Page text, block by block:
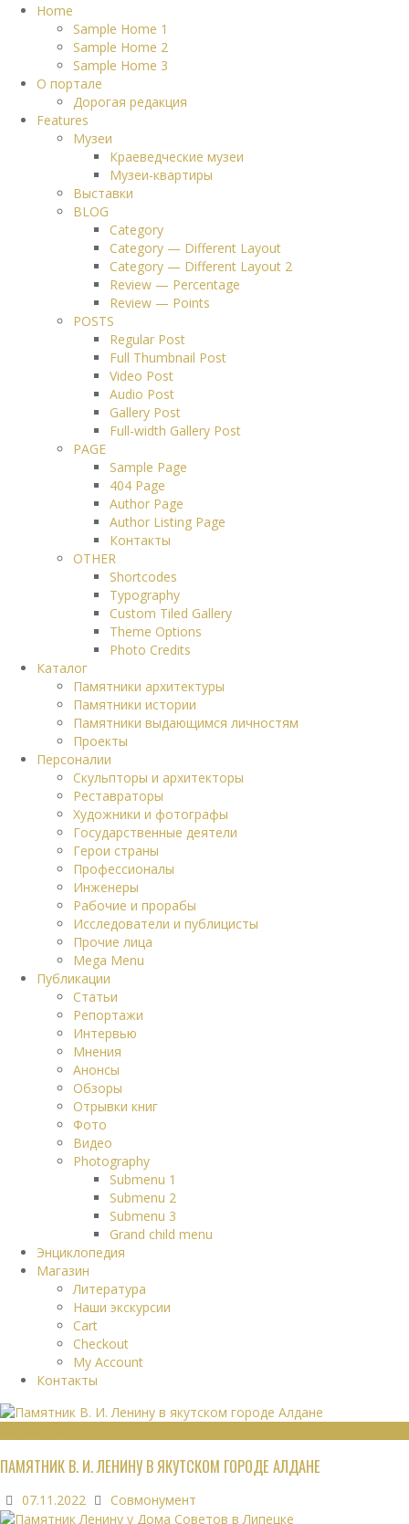
Home
Sample Home 1
Sample Home 2
Sample Home 3
О портале
Дорогая редакция
Features
Музеи
Краеведческие музеи
Музеи-квартиры
Выставки
BLOG
Category
Category — Different Layout
Category — Different Layout 2
Review — Percentage
Review — Points
POSTS
Regular Post
Full Thumbnail Post
Video Post
Audio Post
Gallery Post
Full-width Gallery Post
PAGE
Sample Page
404 Page
Author Page
Author Listing Page
Контакты
OTHER
Shortcodes
Typography
Custom Tiled Gallery
Theme Options
Photo Credits
Каталог
Памятники архитектуры
Памятники истории
Памятники выдающимся личностям
Проекты
Персоналии
Скульпторы и архитекторы
Реставраторы
Художники и фотографы
Государственные деятели
Герои страны
Профессионалы
Инженеры
Рабочие и прорабы
Исследователи и публицисты
Прочие лица
Mega Menu
Публикации
Статьи
Репортажи
Интервью
Мнения
Анонсы
Обзоры
Отрывки книг
Фото
Видео
Photography
Submenu 1
Submenu 2
Submenu 3
Grand child menu
Энциклопедия
Магазин
Литература
Наши экскурсии
Cart
Checkout
My Account
Контакты
ПАМЯТНИК В. И. ЛЕНИНУ В ЯКУТСКОМ ГОРОДЕ АЛДАНЕ
07.11.2022 Совмонумент